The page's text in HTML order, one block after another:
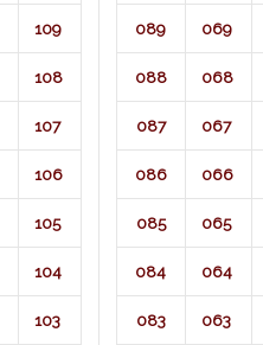
109
108
107
106
105
104
103
089 069
088 068
087 067
086 066
085 065
084 064
083 063